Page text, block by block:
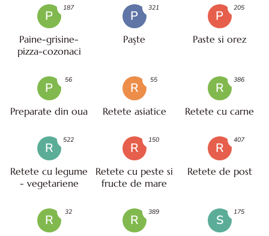
P
Paine-grisine-
pizza-cozonaci
187
P
Paşte
321
P
Paste si orez
205
P
Preparate din oua
56
R
Retete asiatice
55
R
Retete cu carne
386
R
Retete cu legume
- vegetariene
522
R
Retete cu peste si
fructe de mare
150
R
Retete de post
407
R
32
R
389
S
175